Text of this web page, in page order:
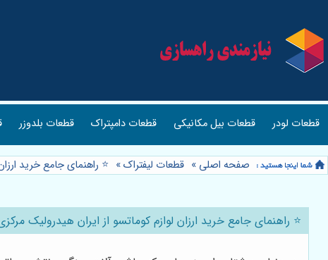
قطعات لودر قطعات بیل مکانیکی قطعات دامپتراک قطعات بلدوزر
صفحه اصلی » قطعات لیفتراک» ⭐️ راهنمای جامع خرید
⭐️ راهنمای جامع خرید ارزان لوازم کوماتسو از ایران هیدرولیک